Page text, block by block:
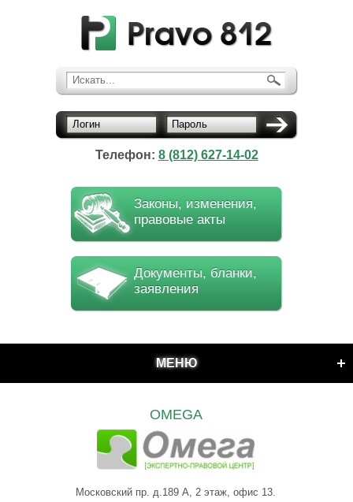
Искать...
Логин Пароль
Телефон: 8 (812) 627-14-02
Законы, изменения,
правовые акты
Документы, бланки,
заявления
МЕНЮ
OMEGA
Московский пр. д.189 А, 2 этаж, офис 13.